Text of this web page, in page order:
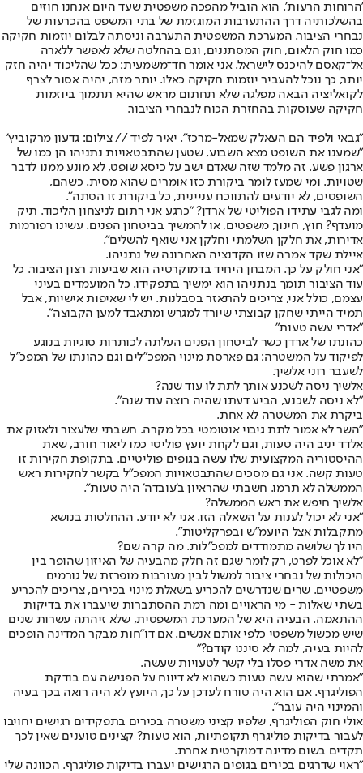
'הרוחות הרעות'. הוא הוביל מהפכה משפטית שעד היום אנחנו חוזים
בהשלכותיה דרך ההתערבות המוגזמת של בתי המשפט בהכרעות של
נבחרי הציבור. המערכת המשפטית התערבה וניסתה לבלום יוזמות חקיקה
כמו חוק הלאום, חוק המסתננים, וגם בהחלטה שלא לאפשר ללארה
אל־קאסם להיכנס לישראל. אני אומר חד־משמעית: ככל שהליכוד יהיה חזק
יותר, כך נוכל להעביר יוזמות חקיקה כאלו. יותר מזה, יהיה אסור לצרף
לקואליציה הבאה מפלגה שלא תחתום מראש שהיא תתמוך ביוזמות
חקיקה שעוסקות בהחזרת הכוח לנבחרי הציבור.
"גבאי ולפיד הם העאלק שמאל-מרכז". יאיר לפיד // צילום: גדעון מרקוביץ'
"שמענו את השופט מצא השבוע, שטען שהתבטאויות נתניהו הן כמו של
ארגון פשע. זה מלמד שזה שאדם ישב על כיסא שופט, לא מונע ממנו לדבר
שטויות. ומי שמעז לומר ביקורת כזו אומרים שהוא מסית. כשהם,
השופטים, לא יודעים להתווכח עניינית, כל ביקורת זו הסתה".
ומה לגבי עתידו הפוליטי של ארדן? "כרגע אני רתום לניצחון הליכוד. תיק
מועדף? חוץ, חינוך, משפטים, או להמשיך בביטחון הפנים. עשינו רפורמות
אדירות, את חלקן השלמתי וחלקן אני שואף להשלים".
איילת שקד אמרה שזו הקדנציה האחרונה של נתניהו.
"אני חולק על כך. המבחן היחיד בדמוקרטיה הוא שביעות רצון הציבור. כל
עוד הציבור תומך בנתניהו הוא ימשיך בתפקידו. כל המועמדים בעיני
עצמם, כולל אני, צריכים להתאזר בסבלנות. יש לי שאיפות אישיות, אבל
תמיד הייתי שחקן קבוצתי שיורד למגרש ומתאבד למען הקבוצה".
"אדרי עשה טעות"
כהונתו של ארדן כשר לביטחון הפנים העלתה לכותרות סוגיות בנוגע
לפיקוד על המשטרה: גם פארסת מינוי המפכ"לים וגם כהונתו של המפכ"ל
לשעבר רוני אלשיך.
אלשיך ניסה לשכנע אותך לתת לו עוד שנה?
"לא ניסה לשכנע, הביע דעתו שהיה רוצה עוד שנה".
ביקרת את המשטרה לא אחת.
"השר לא אמור לתת גיבוי אוטומטי בכל מקרה. חשבתי שלעצור ולאזוק את
אלדד יניב היה טעות, וגם לקחת יועץ פוליטי כמו ליאור חורב, שאת
ההיסטוריה המקצועית שלו עשה בגופים פוליטיים. בתקופת חקירות זו
טעות קשה. אני גם מסכים שהתבטאויות המפכ"ל בקשר לחקירות ראש
הממשלה לא תרמו. חשבתי שהראיון ב'עובדה' היה טעות".
אלשיך חיפש את ראש הממשלה?
"אני לא יכול לענות על השאלה הזו. אני לא יודע. ההחלטות בנושא
מתקבלות אצל היועמ"ש ובפרקליטות".
היו לך שלושה מתמודדים למפכ"לות. מה קרה שם?
"לא אוכל לפרט, רק לומר שגם זה חלק מהבעיה של האיזון שהופר בין
היכולות של נבחרי ציבור למשול לבין מעורבות מופרזת של גורמים
משפטיים. שרים שנדרשים להכריע בשאלת מינוי בכירים, צריכים להכריע
בשתי שאלות - מי הראויים ומה רמת ההסתברות שיעברו את בדיקות
ההתאמה. הבעיה היא של המערכת המשפטית, שלא זיהתה עשרות שנים
שיש מכשול משפטי כלפי אותם אנשים. אם דו"חות מבקר המדינה הופכים
להיות בעיה, למה לא סיננו קודם?"
את משה אדרי פסלו בלי קשר לטעויות שעשה.
"אמרתי שהוא עשה טעות כשהוא לא דיווח על הפגישה עם בודקת
הפוליגרף. אם הוא היה טורח לעדכן על כך, היועץ לא היה רואה בכך בעיה
והמינוי היה עובר".
אולי חוק הפוליגרף, שלפיו קציני משטרה בכירים בתפקידים רגישים יחויבו
לעבור בדיקות פוליגרף תקופתיות, הוא טעות? קצינים טוענים שאין לכך
תקדים בשום מדינה דמוקרטית אחרת.
"ראוי שדרגים בכירים בגופים הרגישים יעברו בדיקות פוליגרף. הכוונה שלי